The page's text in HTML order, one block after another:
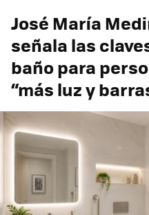
José María
señala las
baño para
“más luz y